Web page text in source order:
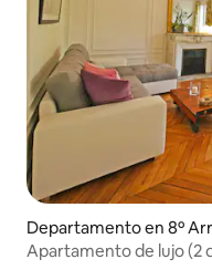
Departamento en 8º
Apartamento de lujo (2